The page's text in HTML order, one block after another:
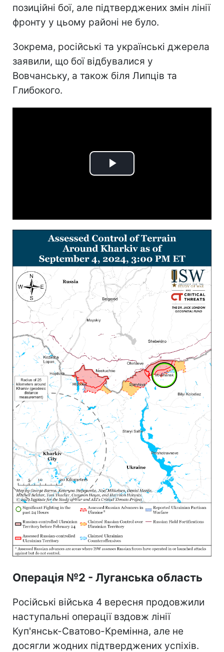
позиційні бої, але підтверджених змін лінії
фронту у цьому районі не було.
Зокрема, російські та українські джерела
заявили, що бої відбувалися у
Вовчанську, а також біля Липців та
Глибокого.
Play
Операція №2 - Луганська область
Російські війська 4 вересня продовжили
наступальні операції вздовж лінії
Куп'янськ-Сватово-Кремінна, але не
досягли жодних підтверджених успіхів.